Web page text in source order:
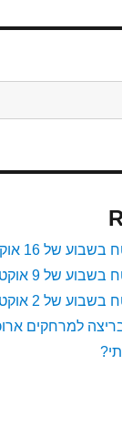
16 אוקטובר 2025
9 אוקטובר 2025
2 אוקטובר 2025
למרחקים